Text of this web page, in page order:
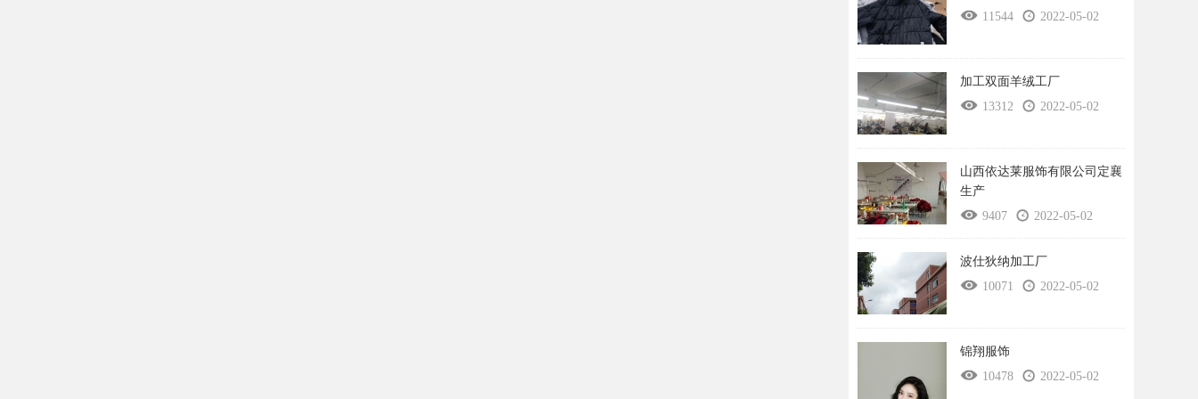
11544
2022-05-02
加工双面羊绒工厂
13312
2022-05-02
山西依达莱服饰有限公司定襄
生产
9407
2022-05-02
波仕狄纳加工厂
10071
2022-05-02
锦翔服饰
10478
2022-05-02